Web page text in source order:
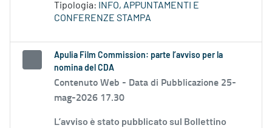
Tipologia:
INFO, APPUNTAMENTI E
CONFERENZE STAMPA
Apulia Film Commission: parte l’avviso per la
nomina del CDA
Contenuto Web - Data di Pubblicazione 25-
mag-2026 17.30
L’avviso è stato pubblicato sul Bollettino